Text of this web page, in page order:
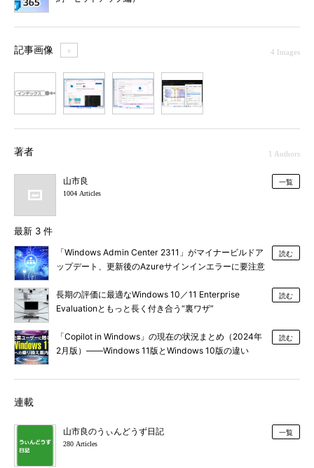
記事画像 ＋ 4 Images
著者 1 Authors
山市良
1004 Articles
一覧
最新 3 件
「Windows Admin Center 2311」がマイナービルドア
ップデート、更新後のAzureサインインエラーに要注意
読む
長期の評価に最適なWindows 10／11 Enterprise
Evaluationともっと長く付き合う“裏ワザ”
読む
「Copilot in Windows」の現在の状況まとめ（2024年
2月版）――Windows 11版とWindows 10版の違い
読む
連載
山市良のうぃんどうず日記
280 Articles
一覧